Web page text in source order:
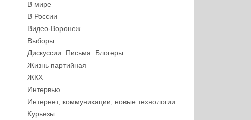
В мире
В России
Видео-Воронеж
Выборы
Дискуссии. Письма. Блогеры
Жизнь партийная
ЖКХ
Интервью
Интернет, коммуникации, новые технологии
Курьезы